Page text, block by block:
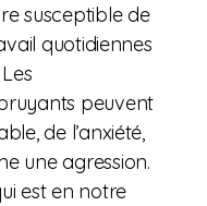
susceptible de
quotidiennes
peuvent
de l’anxiété,
une agression.
est en notre